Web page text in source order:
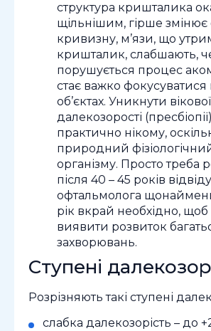
структура кришталика
щільнішим, гірше
кривизну, м’язи, що
кришталик, слабшають,
порушується процес
стає важко
об’єктах. Уникнути вікової
далекозорості
практично нікому,
природний
організму. Просто треба
після 40 – 45 років
офтальмолога
рік вкрай необхідно, щоб
виявити розвиток
захворювань.
Ступені
Розрізняють такі ступені
слабка далекозорість – до